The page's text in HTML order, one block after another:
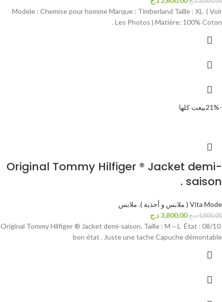
Modele : Chemise pour homme Marque : Timberland Taille : XL ( Voir
Les Photos ) Matière: 100% Coton .
-21% بيعت كلها
Original Tommy Hilfiger ® Jacket demi-
saison .
Vita Mode ( ملابس و أحذية ) , ملابس
4,800.00د.ج 3,800.00د.ج
Original Tommy Hilfiger ® Jacket demi-saison. Taille : M ~ L État : 08/10
bon état . Juste une tache Capuche démontable